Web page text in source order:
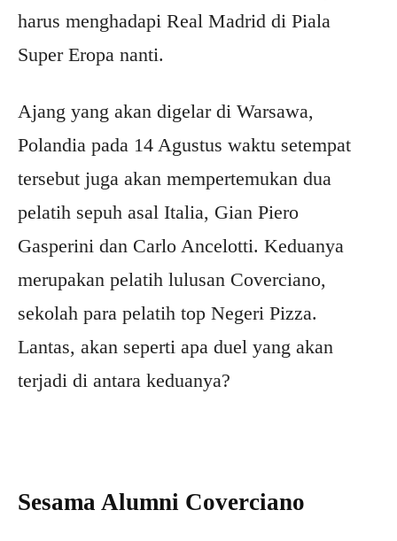
harus menghadapi Real Madrid di Piala
Super Eropa nanti.
Ajang yang akan digelar di Warsawa,
Polandia pada 14 Agustus waktu setempat
tersebut juga akan mempertemukan dua
pelatih sepuh asal Italia, Gian Piero
Gasperini dan Carlo Ancelotti. Keduanya
merupakan pelatih lulusan Coverciano,
sekolah para pelatih top Negeri Pizza.
Lantas, akan seperti apa duel yang akan
terjadi di antara keduanya?
Sesama Alumni Coverciano